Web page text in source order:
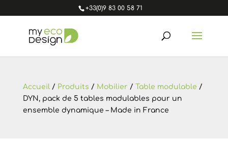
+33(0)9 83 00 58 71
Accueil/ Produits / Mobilier / Table modulable /
DYN, pack de 5 tables modulables pour un
ensemble dynamique – Made in France